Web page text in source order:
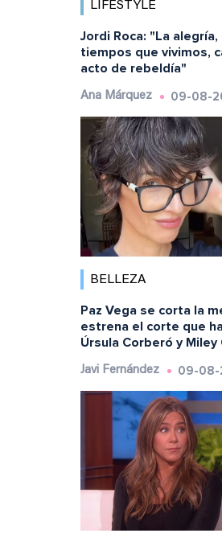
LIFESTYLE
Jordi Roca: "La alegría,
tiempos que vivimos,
acto de rebeldía"
Ana Márquez 09-08-
BELLEZA
Paz Vega se corta la
estrena el corte que
Úrsula Corberó y Miley
Javi Fernández 09-08-